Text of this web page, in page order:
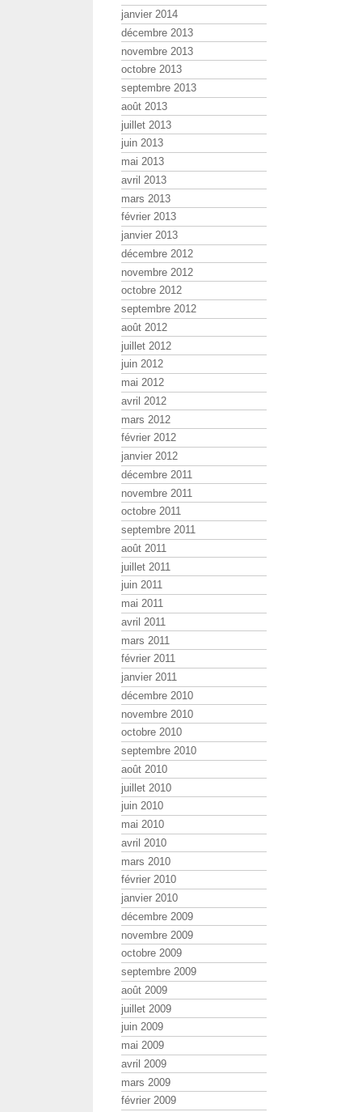
janvier 2014
décembre 2013
novembre 2013
octobre 2013
septembre 2013
août 2013
juillet 2013
juin 2013
mai 2013
avril 2013
mars 2013
février 2013
janvier 2013
décembre 2012
novembre 2012
octobre 2012
septembre 2012
août 2012
juillet 2012
juin 2012
mai 2012
avril 2012
mars 2012
février 2012
janvier 2012
décembre 2011
novembre 2011
octobre 2011
septembre 2011
août 2011
juillet 2011
juin 2011
mai 2011
avril 2011
mars 2011
février 2011
janvier 2011
décembre 2010
novembre 2010
octobre 2010
septembre 2010
août 2010
juillet 2010
juin 2010
mai 2010
avril 2010
mars 2010
février 2010
janvier 2010
décembre 2009
novembre 2009
octobre 2009
septembre 2009
août 2009
juillet 2009
juin 2009
mai 2009
avril 2009
mars 2009
février 2009